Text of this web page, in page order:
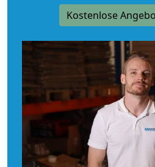
Kostenlose